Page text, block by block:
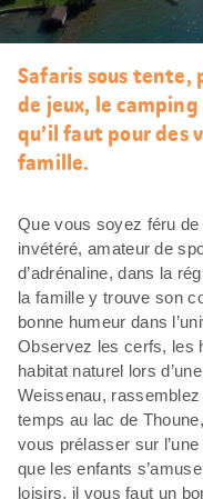
Safaris sous tente,
de jeux, le
qu’il faut pour des
famille.
Que vous soyez féru
invétéré, amateur de
d’adrénaline, dans la
la famille y trouve son
bonne humeur dans
Observez les cerfs, les
habitat naturel lors
Weissenau,
temps au lac de
vous prélasser sur
que les enfants
loisirs, il vous faut un